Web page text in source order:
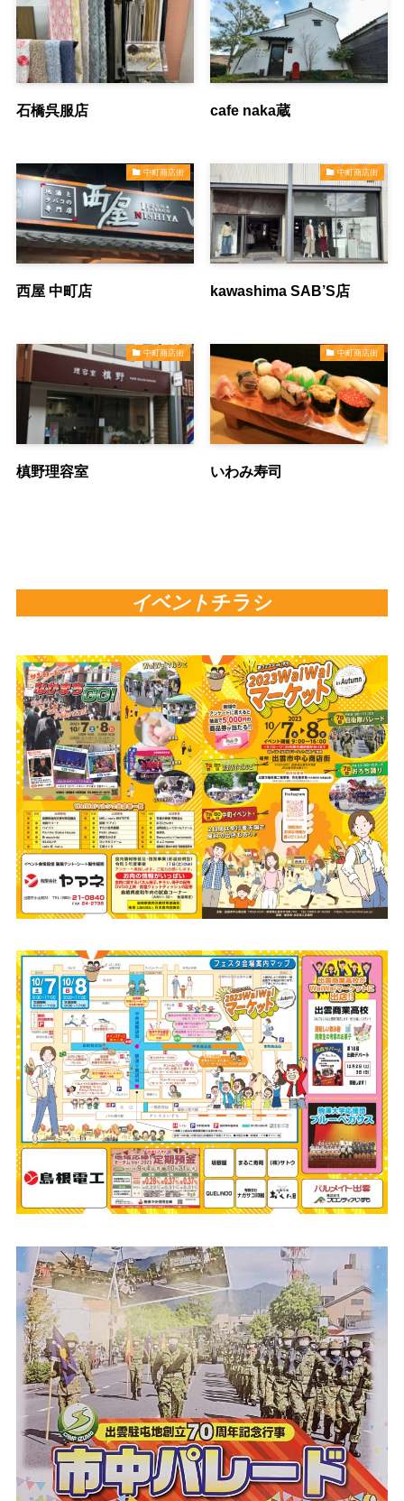
石橋呉服店 cafe naka蔵
中町商店街
西屋 中町店
中町商店街
kawashima SAB’S店
中町商店街
槙野理容室
中町商店街
いわみ寿司
イベント チラシ